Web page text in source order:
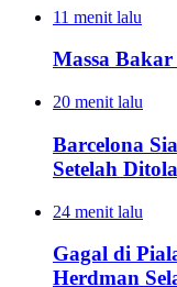
11 menit lalu
Massa
20 menit lalu
Barcelona
Setelah
24 menit lalu
Gagal di
Herdman